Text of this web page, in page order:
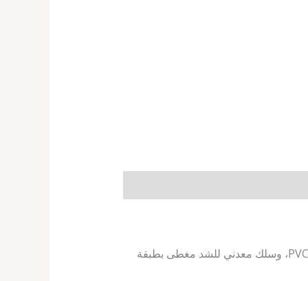
شبكة أعمدة ملاعب تنس بادل خيط متين – شبكة وحدة هدف ملعب تنس بادل لملعب فردي، طبقة علوية من الـ PVC، وسلك معدني للشد مغطى بطبقة